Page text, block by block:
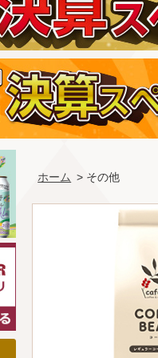
ホーム > その他